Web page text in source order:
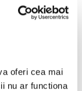
oferi cea mai
nu ar functiona